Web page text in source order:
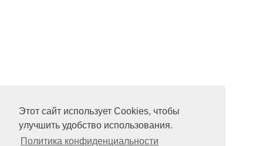
Этот сайт использует Cookies, чтобы
улучшить удобство использования.
Политика конфиденциальности